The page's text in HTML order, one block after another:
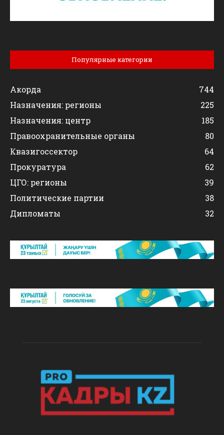
Популярные категории
Акорда
744
Назначения: регионы
225
Назначения: центр
185
Правоохранительные органы
80
Квазигоссектор
64
Прокуратура
62
ЦГО: регионы
39
Политические партии
38
Дипломаты
32